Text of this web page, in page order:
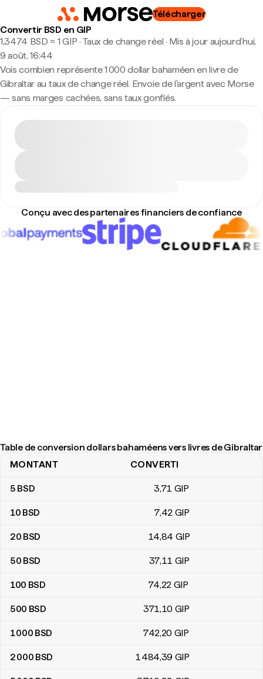
Télécharger
Convertir BSD en GIP
1,3474 BSD ≈ 1 GIP · Taux de change réel · Mis à jour aujourd’hui,
9 août, 16:44
Vois combien représente 1 000 dollar bahaméen en livre de
Gibraltar au taux de change réel. Envoie de l'argent avec Morse
— sans marges cachées, sans taux gonflés.
Conçu avec des partenaires financiers de confiance
Table de conversion dollars bahaméens vers livres de Gibraltar
Table de conversion dollars bahaméens vers livres de Gibraltar
MONTANT CONVERTI
5 BSD 3,71 GIP
10 BSD 7,42 GIP
20 BSD 14,84 GIP
50 BSD 37,11 GIP
100 BSD 74,22 GIP
500 BSD 371,10 GIP
1 000 BSD 742,20 GIP
2 000 BSD 1 484,39 GIP